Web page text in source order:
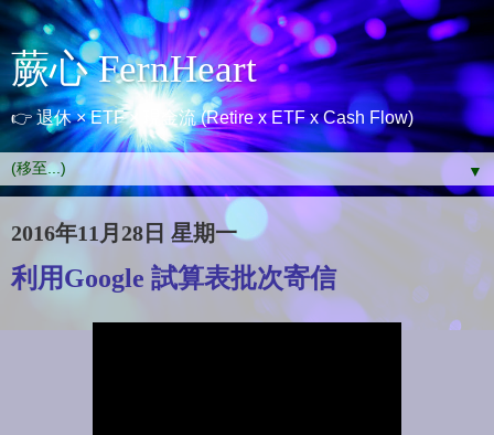
蕨心 FernHeart
👉 退休 × ETF × 現金流 (Retire x ETF x Cash Flow)
▼
2016年11月28日 星期一
利用Google 試算表批次寄信